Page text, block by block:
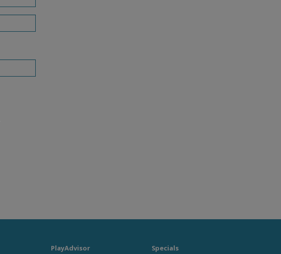
PlayAdvisor Specials